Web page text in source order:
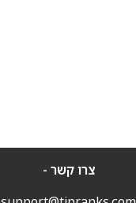
צרו קשר -